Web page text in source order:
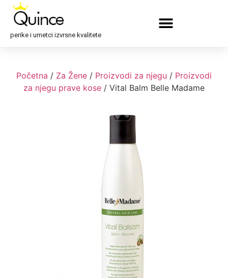
perike i umetci izvrsne kvalitete
Početna / Za Žene / Proizvodi za njegu / Proizvodi
za njegu prave kose / Vital Balm Belle Madame